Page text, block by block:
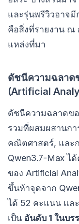
และรุ่นพรีวิวอาจมี
คือสิ่งที่รายงาน ณ
แหล่งที่มา
ดัชนีความฉลาด
(Artificial
ดัชนีความฉลาดข
รวมที่ผสมผสานกา
คณิตศาสตร์, และก
Qwen3.7-Max ไ
ของ Artificial
ขึ้นห้าจุดจาก
ได้ 52 คะแนน แล
เป็น อันดับ 1 ในบร